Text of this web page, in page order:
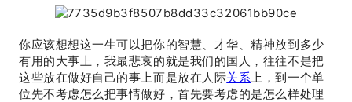
你应该想想这一生可以把你的智慧、才华、精神放到多少
有用的大事上，我最悲哀的就是我们的国人，往往不是把
这些放在做好自己的事上而是放在人际关系上，到一个单
位先不考虑怎么把事情做好，首先要考虑的是怎么样处理